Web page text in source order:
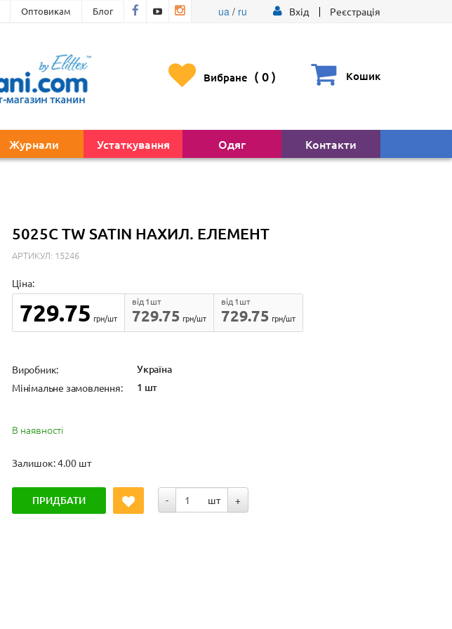
Оптовикам Блог ua/ ru Вхід Реєстрація
Вибране ( 0) Кошик
Журнали Устаткування Одяг Контакти
5025C TW SATIN НАХИЛ. ЕЛЕМЕНТ
АРТИКУЛ: 15246
Ціна:
729.75 грн/шт 729.75
від 1шт
грн/шт
729.75
від 1шт
грн/шт
Виробник: Україна
Мінімальне замовлення: 1 шт
В наявності
Залишок: 4.00 шт
ПРИДБАТИ - шт +